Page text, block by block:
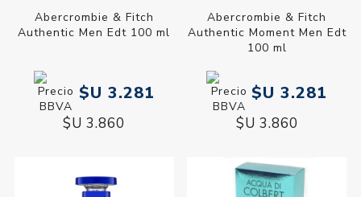
Abercrombie & Fitch
Authentic Men Edt 100 ml
$U 3.281
$U 3.860
Abercrombie & Fitch
Authentic Moment Men Edt
100 ml
$U 3.281
$U 3.860